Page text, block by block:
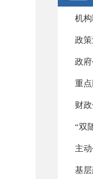
机
政
政
重
财
“双
主